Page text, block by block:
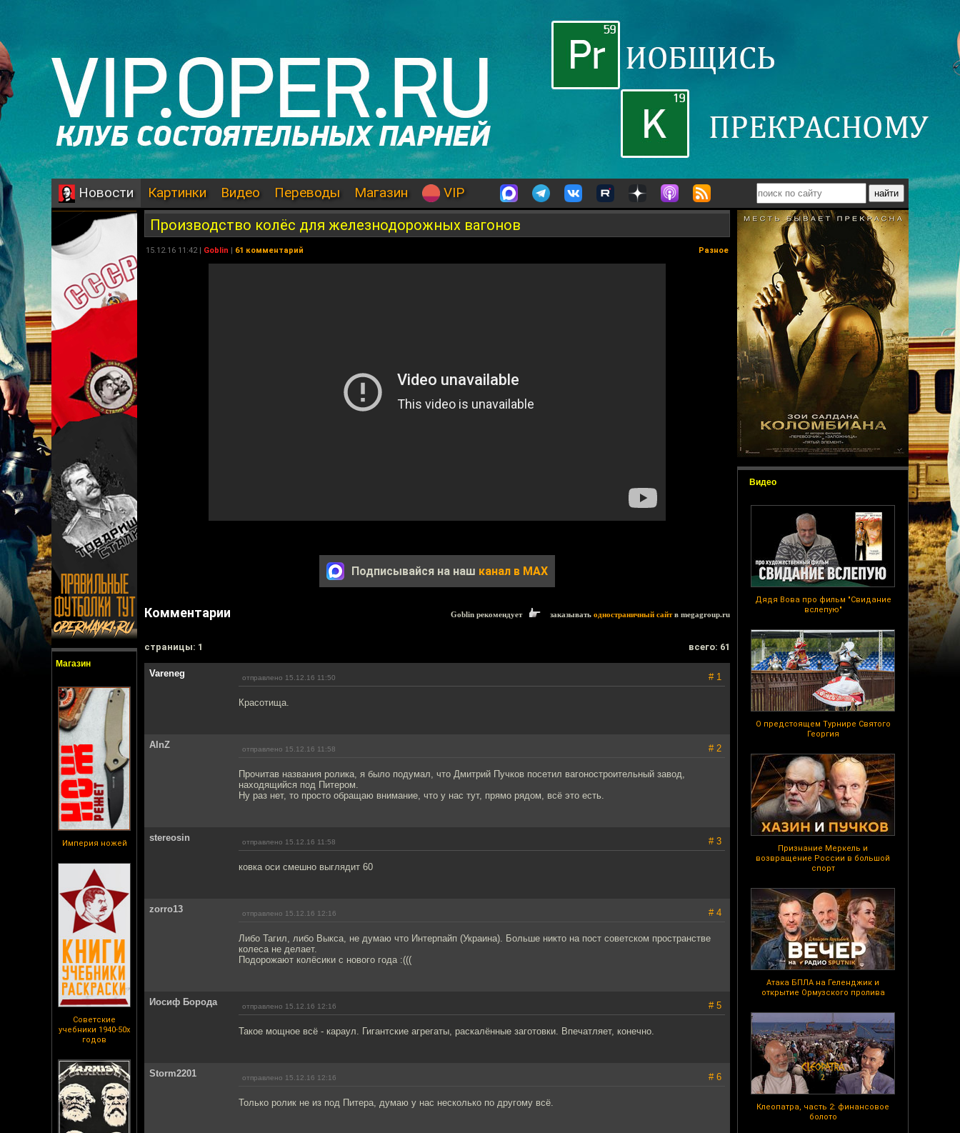
Новости Картинки Видео Переводы Магазин VIP
Магазин
Империя ножей
Советские
учебники 1940-50х
годов
Видео
Дядя Вова про фильм "Свидание
вслепую"
О предстоящем Турнире Святого
Георгия
Признание Меркель и
возвращение России в большой
спорт
Атака БПЛА на Геленджик и
открытие Ормузского пролива
Клеопатра, часть 2: финансовое
болото
Производство колёс для железнодорожных вагонов
15.12.16 11:42 | Goblin | 61 комментарий Разное
Подписывайся на наш канал в MAX
Комментарии Goblin рекомендует заказывать одностраничный сайтв megagroup.ru
cтраницы: 1 всего: 61
Vareneg отправлено 15.12.16 11:50 # 1
Красотища.
AlnZ отправлено 15.12.16 11:58 # 2
Прочитав названия ролика, я было подумал, что Дмитрий Пучков посетил вагоностроительный завод,
находящийся под Питером.
Ну раз нет, то просто обращаю внимание, что у нас тут, прямо рядом, всё это есть.
stereosin отправлено 15.12.16 11:58 # 3
ковка оси смешно выглядит 60
zorro13 отправлено 15.12.16 12:16 # 4
Либо Тагил, либо Выкса, не думаю что Интерпайп (Украина). Больше никто на пост советском пространстве
колеса не делает.
Подорожают колёсики с нового года :(((
Иосиф Борода отправлено 15.12.16 12:16 # 5
Такое мощное всё - караул. Гигантские агрегаты, раскалённые заготовки. Впечатляет, конечно.
Storm2201 отправлено 15.12.16 12:16 # 6
Только ролик не из под Питера, думаю у нас несколько по другому всё.